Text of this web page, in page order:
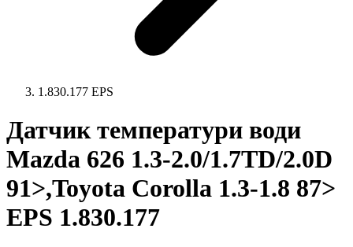
1.830.177 EPS
Датчик температури води
Mazda 626 1.3-2.0/1.7TD/2.0D
91>,Toyota Corolla 1.3-1.8 87>
EPS 1.830.177